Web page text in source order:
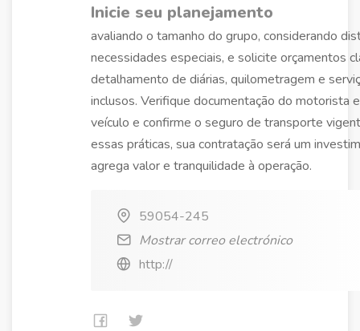
Inicie seu planejamento
avaliando o tamanho do grupo, considerando
necessidades especiais, e solicite orçamentos
detalhamento de diárias, quilometragem e
inclusos. Verifique documentação do motorista
veículo e confirme o seguro de transporte
essas práticas, sua contratação será um
agrega valor e tranquilidade à operação.
59054-245
Mostrar correo electrónico
http://